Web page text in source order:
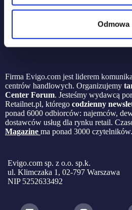
Odmowa
Firma Evigo.com jest liderem
centrów handlowych. Organizujemy
Center Forum. Jesteśmy wydawcą
Retailnet.pl, którego codzienny
ponad 6000 odbiorców: najemców,
dostawców usług dla rynku retail.
Magazine ma ponad 3000 czytelników.
Evigo.com sp. z o.o. sp.k.
ul. Klimczaka 1, 02-797 Warszawa
NIP 5252633492